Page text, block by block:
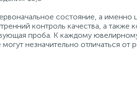
состояние, а именно
контроль качества, а также
проба. К каждому
незначительно отличаться от